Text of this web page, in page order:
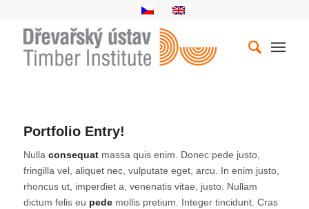
Portfolio Entry!
Nulla consequatmassa quis enim. Donec pede justo,
fringilla vel, aliquet nec, vulputate eget, arcu. In enim justo,
rhoncus ut, imperdiet a, venenatis vitae, justo. Nullam
dictum felis eu pedemollis pretium. Integer tincidunt. Cras